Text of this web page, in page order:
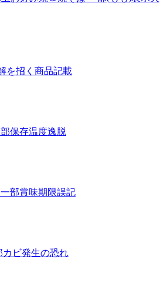
を招く商品記載
保存温度逸脱
部賞味期限誤記
カビ発生の恐れ